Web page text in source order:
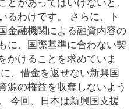
るわけです。 さらに、ト
金融機関による融資内容の
に、国際基準に合わない契
かけることを求めていま
、借金を返せない新興国
源の権益を収奪しないよう
今回、日本は新興国支援